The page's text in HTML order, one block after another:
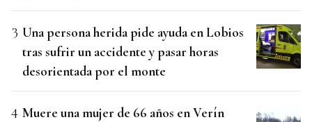
Una persona herida pide ayuda en Lobios
tras sufrir un accidente y pasar horas
desorientada por el monte
Muere una mujer de 66 años en Verín